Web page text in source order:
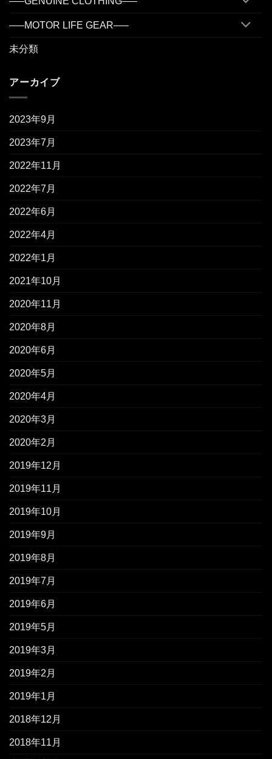
—–MOTOR LIFE GEAR—–
未分類
アーカイブ
2023年9月
2023年7月
2022年11月
2022年7月
2022年6月
2022年4月
2022年1月
2021年10月
2020年11月
2020年8月
2020年6月
2020年5月
2020年4月
2020年3月
2020年2月
2019年12月
2019年11月
2019年10月
2019年9月
2019年8月
2019年7月
2019年6月
2019年5月
2019年3月
2019年2月
2019年1月
2018年12月
2018年11月